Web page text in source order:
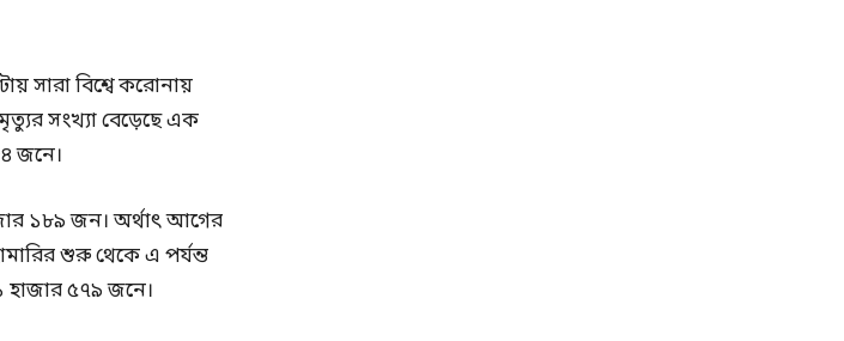
সারা বিশ্বে করোনায়
সংখ্যা বেড়েছে এক
জনে।
১৮৯ জন। অর্থাৎ আগের
শুরু থেকে এ পর্যন্ত
হাজার ৫৭৯ জনে।